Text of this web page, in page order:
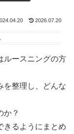
2026.07.20
ルースニングの方
を整理し、どんな
か？
きるようにまとめ